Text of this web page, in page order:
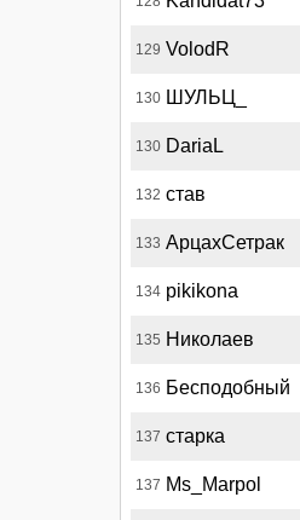
129 VolodR
130 ШУЛЬЦ_
130 DariaL
132 став
133 АрцахСетрак
134 pikikona
135 Николаев
136 Бесподобный
137 старка
137 Ms_Marpol